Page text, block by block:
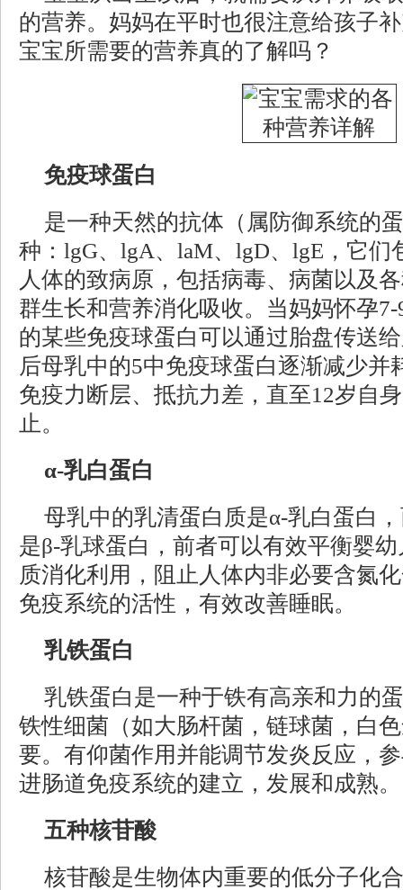
的营养。妈妈在平时也很注意给孩子
宝宝所需要的营养真的了解吗？
免疫球蛋白
是一种天然的抗体（属防御系统的
种：lgG、lgA、laM、lgD、lgE，它们
人体的致病原，包括病毒、病菌以及
群生长和营养消化吸收。当妈妈怀孕
的某些免疫球蛋白可以通过胎盘传送
后母乳中的5中免疫球蛋白逐渐减少并
免疫力断层、抵抗力差，直至12岁自
止。
α-乳白蛋白
母乳中的乳清蛋白质是α-乳白蛋白
是β-乳球蛋白，前者可以有效平衡婴
质消化利用，阻止人体内非必要含氮
免疫系统的活性，有效改善睡眠。
乳铁蛋白
乳铁蛋白是一种于铁有高亲和力的
铁性细菌（如大肠杆菌，链球菌，白
要。有仰菌作用并能调节发炎反应，
进肠道免疫系统的建立，发展和成熟。
五种核苷酸
核苷酸是生物体内重要的低分子化